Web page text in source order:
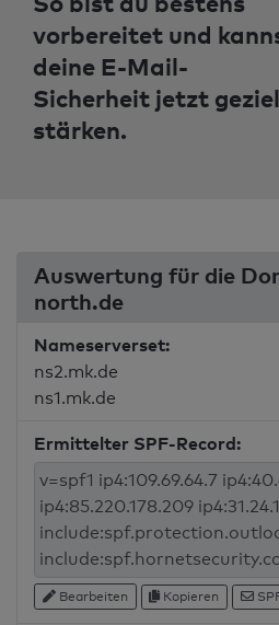
vorbereitet und
deine E-Mail-
Sicherheit jetzt
stärken.
Auswertung für die
north.de
Nameserverset:
ns2.mk.de
ns1.mk.de
Ermittelter SPF-Record:
Bearbeiten Kopieren